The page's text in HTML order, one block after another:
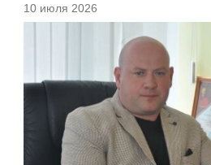
10 июля 2026